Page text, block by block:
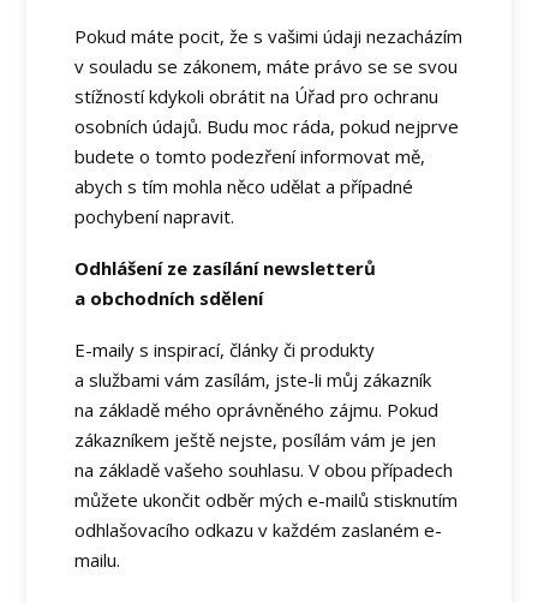
Pokud máte pocit, že s vašimi údaji nezacházím
v souladu se zákonem, máte právo se se svou
stížností kdykoli obrátit na Úřad pro ochranu
osobních údajů. Budu moc ráda, pokud nejprve
budete o tomto podezření informovat mě,
abych s tím mohla něco udělat a případné
pochybení napravit.
Odhlášení ze zasílání newsletterů
a obchodních sdělení
E-maily s inspirací, články či produkty
a službami vám zasílám, jste-li můj zákazník
na základě mého oprávněného zájmu. Pokud
zákazníkem ještě nejste, posílám vám je jen
na základě vašeho souhlasu. V obou případech
můžete ukončit odběr mých e-mailů stisknutím
odhlašovacího odkazu v každém zaslaném e-
mailu.